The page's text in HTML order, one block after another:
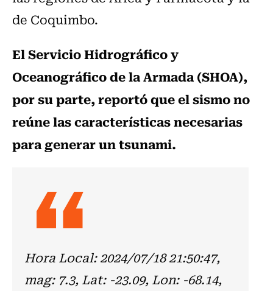
de Coquimbo.
El Servicio Hidrográfico y
Oceanográfico de la Armada (SHOA),
por su parte, reportó que el sismo no
reúne las características necesarias
para generar un tsunami.
Hora Local: 2024/07/18 21:50:47,
mag: 7.3, Lat: -23.09, Lon: -68.14,